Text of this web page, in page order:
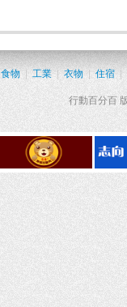
食物 工業 | 衣物 住宿 |
行動百分百